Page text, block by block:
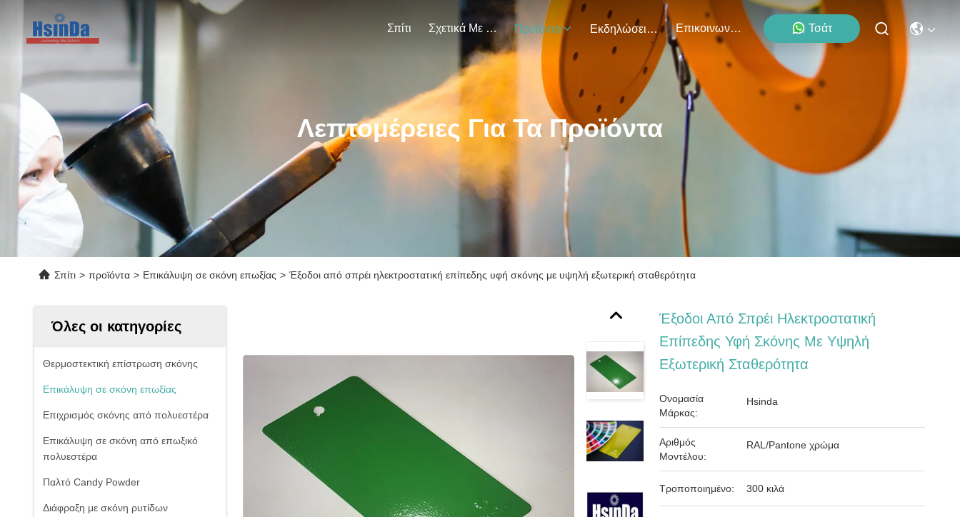
Σπίτι Σχετικά Με Εμάς Προϊόντα Εκδηλώσεις Επικοινωνήστε Μαζί Μας Τσάτ
Λεπτομέρειες Για Τα Προϊόντα
Σπίτι > προϊόντα > Επικάλυψη σε σκόνη επωξίας > Έξοδοι από σπρέι ηλεκτροστατική επίπεδης υφή σκόνης με υψηλή εξωτερική σταθερότητα
Όλες οι κατηγορίες
Θερμοστεκτική επίστρωση σκόνης
Επικάλυψη σε σκόνη επωξίας
Επιχρισμός σκόνης από πολυεστέρα
Επικάλυψη σε σκόνη από επωξικό
πολυεστέρα
Παλτό Candy Powder
Διάφραξη με σκόνη ρυτίδων
Έξοδοι Από Σπρέι Ηλεκτροστατική
Επίπεδης Υφή Σκόνης Με Υψηλή
Εξωτερική Σταθερότητα
Ονομασία
Μάρκας:
Hsinda
Αριθμός
Μοντέλου:
RAL/Pantone χρώμα
Τροποποιημένο: 300 κιλά